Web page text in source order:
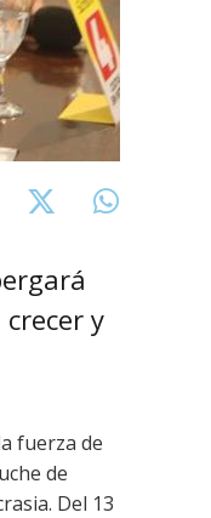
y
fuerza de
de
Del 13